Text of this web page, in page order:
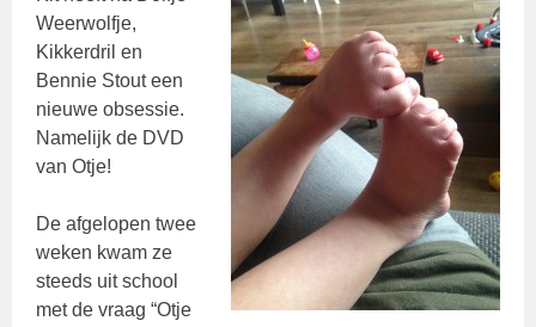
Weerwolfje,
Kikkerdril en
Bennie Stout een
nieuwe obsessie.
Namelijk de DVD
van Otje!
De afgelopen twee
weken kwam ze
steeds uit school
met de vraag “Otje